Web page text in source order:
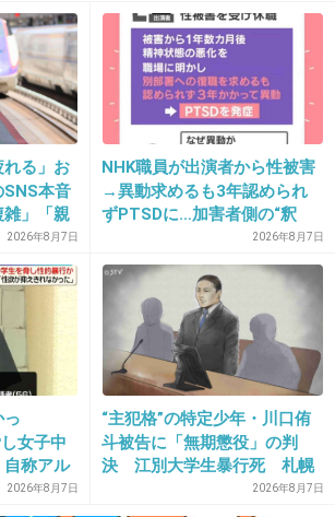
ます。
で姉妹から貰ったので。
けど財布だけでも手元に戻って
；´Д｀)
+22 -4
いので、普段出来ない場所をプ
んにクリーニングして欲しい(切
+29 -3
れる」お
本音
雑」「親
のに」
2026年8月7日
NHK職員が出演者から性被害
→異動求めるも3年認められ
ずPTSDに…加害者側の“釈
明”にコラムニスト「納得がい
かない」一方で組織体制の問
題点も指摘
2026年8月7日
っ
女子中
称アル
捕 千葉
2026年8月7日
“主犯格”の特定少年・川口侑
斗被告に「無期懲役」の判
決 江別大学生暴行死 札幌
2026年8月7日